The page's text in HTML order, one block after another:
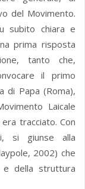
del Movimento.
subito chiara e
prima risposta
tanto che,
il primo
di Papa (Roma),
Laicale
tracciato. Con
si giunse alla
2002) che
e della struttura